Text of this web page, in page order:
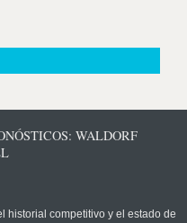
WALDORF
historial competitivo y el estado de